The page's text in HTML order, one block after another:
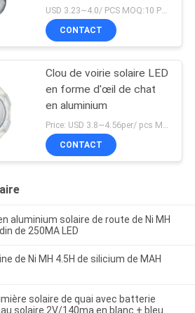
IP67 LED allume la
charge de Ni MH 4.5H
USD 3.23~4.0/ PCS MOQ:10 PCs
CONTACT
Clou de voirie solaire LED
en forme d'œil de chat
en aluminium
CONTACT
aluminium solaire de route de Ni MH
de 250MA LED
de Ni MH 4.5H de silicium de MAH
solaire de quai avec batterie
solaire 2V/140ma en blanc + bleu